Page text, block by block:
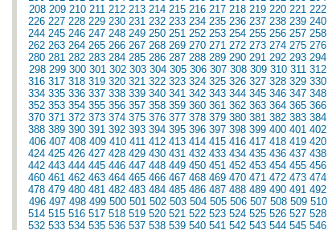
208 209 210 211 212 213 214 215 216 217 218 219 220 221 222
226 227 228 229 230 231 232 233 234 235 236 237 238 239 240
244 245 246 247 248 249 250 251 252 253 254 255 256 257 258
262 263 264 265 266 267 268 269 270 271 272 273 274 275 276
280 281 282 283 284 285 286 287 288 289 290 291 292 293 294
298 299 300 301 302 303 304 305 306 307 308 309 310 311 312
316 317 318 319 320 321 322 323 324 325 326 327 328 329 330
334 335 336 337 338 339 340 341 342 343 344 345 346 347 348
352 353 354 355 356 357 358 359 360 361 362 363 364 365 366
370 371 372 373 374 375 376 377 378 379 380 381 382 383 384
388 389 390 391 392 393 394 395 396 397 398 399 400 401 402
406 407 408 409 410 411 412 413 414 415 416 417 418 419 420
424 425 426 427 428 429 430 431 432 433 434 435 436 437 438
442 443 444 445 446 447 448 449 450 451 452 453 454 455 456
460 461 462 463 464 465 466 467 468 469 470 471 472 473 474
478 479 480 481 482 483 484 485 486 487 488 489 490 491 492
496 497 498 499 500 501 502 503 504 505 506 507 508 509 510
514 515 516 517 518 519 520 521 522 523 524 525 526 527 528
532 533 534 535 536 537 538 539 540 541 542 543 544 545 546